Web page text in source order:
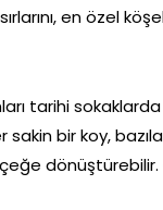
en özel
tarihi
bir koy,